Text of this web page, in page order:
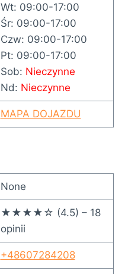
Wt: 09:00-17:00
Śr: 09:00-17:00
Czw: 09:00-17:00
Pt: 09:00-17:00
Sob: Nieczynne
Nd: Nieczynne
MAPA DOJAZDU
None
★★★★☆ (4.5) – 18
opinii
+48607284208